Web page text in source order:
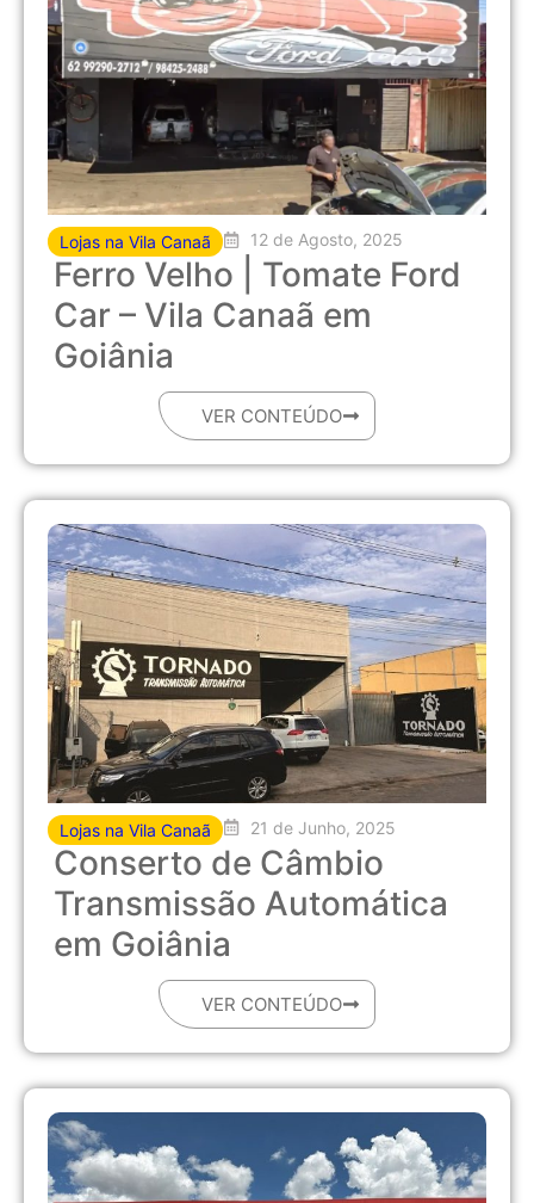
Lojas na Vila Canaã 12 de Agosto, 2025
Ferro Velho | Tomate Ford
Car – Vila Canaã em
Goiânia
VER CONTEÚDO
Lojas na Vila Canaã 21 de Junho, 2025
Conserto de Câmbio
Transmissão Automática
em Goiânia
VER CONTEÚDO